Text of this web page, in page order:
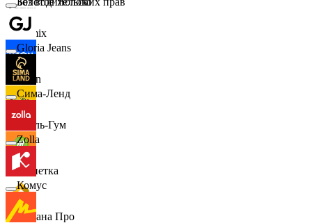
Demix
Ozon
Бубль-Гум
Монетка
Лемана Про
Gloria Jeans
Сима-Ленд
Zolla
Комус